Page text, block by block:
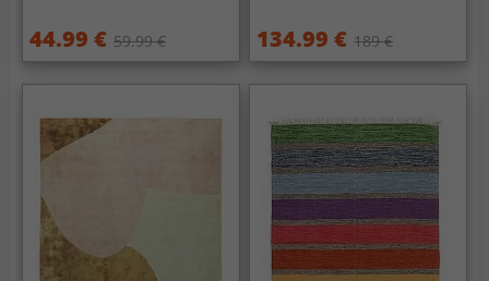
44.99 € 59.99 € 134.99 € 189 €